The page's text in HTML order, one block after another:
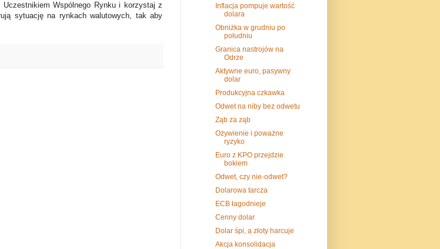
Wspólnego Rynku i korzystaj z
sytuację na rynkach walutowych, tak aby
Inflacja pompuje wartość
dolara
Obniżka w grudniu po
południu
Granica nastrojów na
Odrze
Aktywne euro, pasywny
dolar
Produkcyjna czkawka
Odwet na niby bez odwetu
Ząb za ząb
Ożywienie i poważne
ryzyko
Euro z KPO przejdzie
bokiem
Odwet, czy nie-odwet?
Dolarowa tarcza
ECB łagodnieje
Cenny dolar
Dolar śpi, a złoty harcuje
Akcja konsolidacja